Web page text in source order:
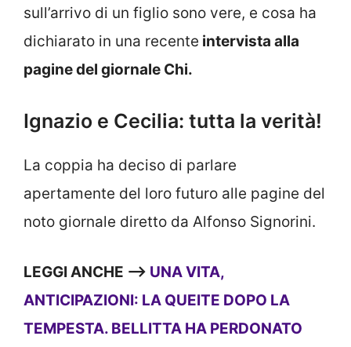
sull’arrivo di un figlio sono vere, e cosa ha
dichiarato in una recente intervista alla
pagine del giornale Chi.
Ignazio e Cecilia: tutta la verità!
La coppia ha deciso di parlare
apertamente del loro futuro alle pagine del
noto giornale diretto da Alfonso Signorini.
LEGGI ANCHE —> UNA VITA,
ANTICIPAZIONI: LA QUEITE DOPO LA
TEMPESTA. BELLITTA HA PERDONATO